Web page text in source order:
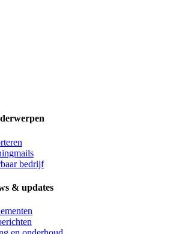
bedrijf
& updates